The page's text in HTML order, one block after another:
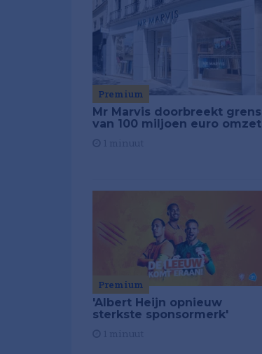
Premium
Mr Marvis doorbreekt grens
van 100 miljoen euro omzet
Premium
'Albert Heijn opnieuw
sterkste sponsormerk'